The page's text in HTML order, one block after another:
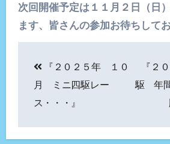
次回開催予定は１１月２日（日
ます、皆さんの参加お待ちしてお
稿
ナ
ビ
『２０２５年 １０
月 ミニ四駆レー
ス・・・』
『２
駆 年